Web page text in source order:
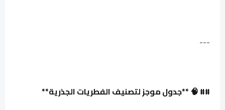
---
## 🧠 **جدول موجز لتصنيف الفطريات الجذرية**